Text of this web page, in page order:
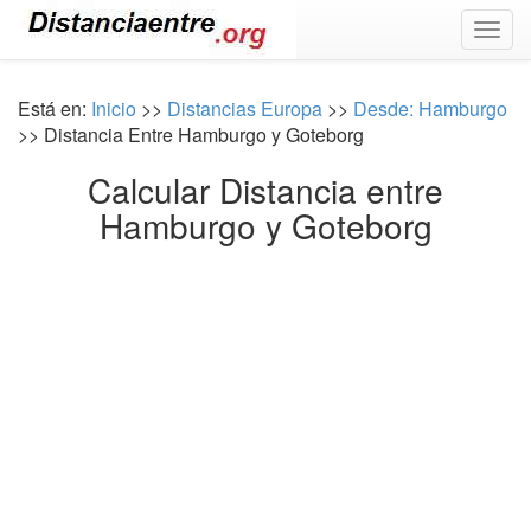
Está en: Inicio >> Distancias Europa >> Desde: Hamburgo
>> Distancia Entre Hamburgo y Goteborg
Calcular Distancia entre
Hamburgo y Goteborg